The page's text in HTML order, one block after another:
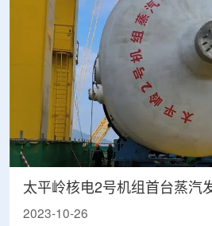
太平岭核电2号机组首台蒸汽
2023-10-26